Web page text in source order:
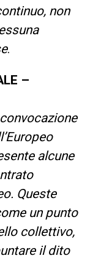
non
.
–
alcune
Queste
un punto
collettivo,
il dito